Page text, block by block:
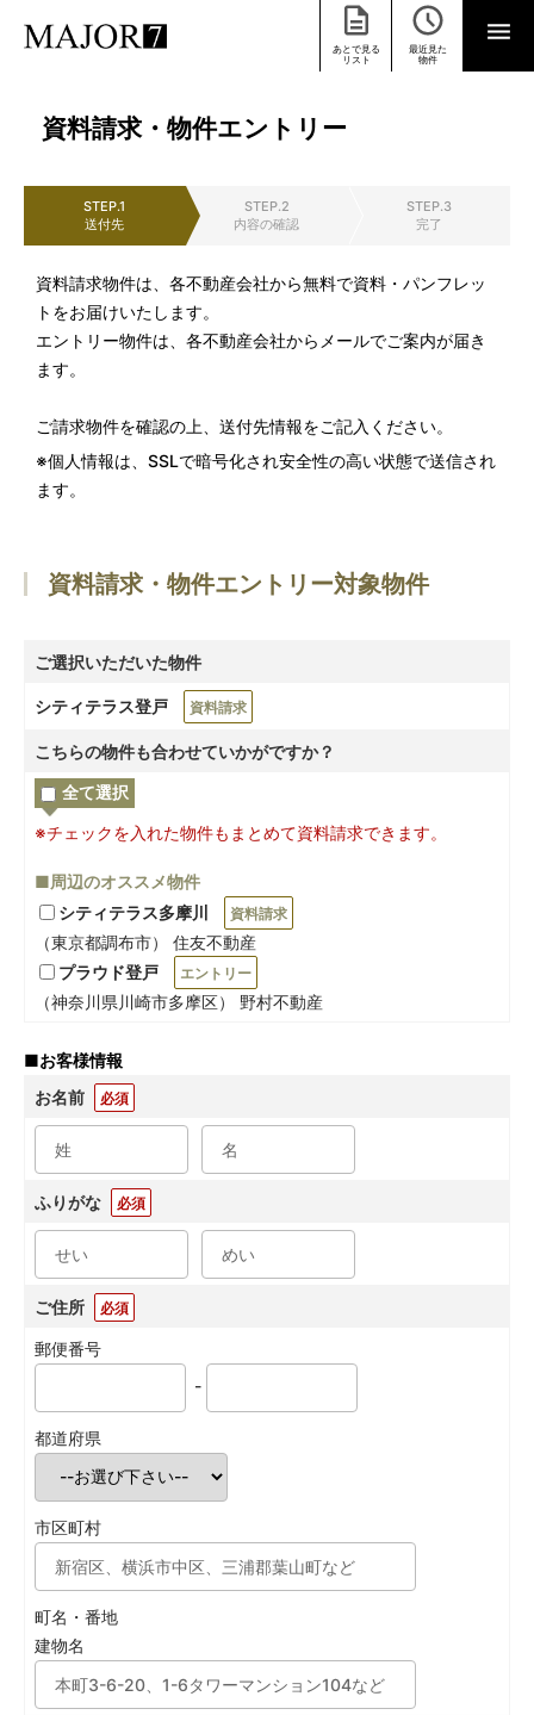
あとで見る
リスト
最近見た
物件
資料請求・物件エントリー
STEP.1
送付先
STEP.2
内容の確認
STEP.3
完了
資料請求物件は、各不動産会社から無料で資料・パンフレッ
トをお届けいたします。
エントリー物件は、各不動産会社からメールでご案内が届き
ます。
ご請求物件を確認の上、送付先情報をご記入ください。
※個人情報は、SSLで暗号化され安全性の高い状態で送信され
ます。
資料請求・物件エントリー対象物件
ご選択いただいた物件
シティテラス登戸 資料請求
こちらの物件も合わせていかがですか？
全て選択
※チェックを入れた物件もまとめて資料請求できます。
■周辺のオススメ物件
シティテラス多摩川
資料請求
（東京都調布市） 住友不動産
プラウド登戸
エントリー
（神奈川県川崎市多摩区） 野村不動産
■お客様情報
お名前
必須
ふりがな 必須
ご住所 必須
郵便番号
-
都道府県
市区町村
町名・番地
建物名